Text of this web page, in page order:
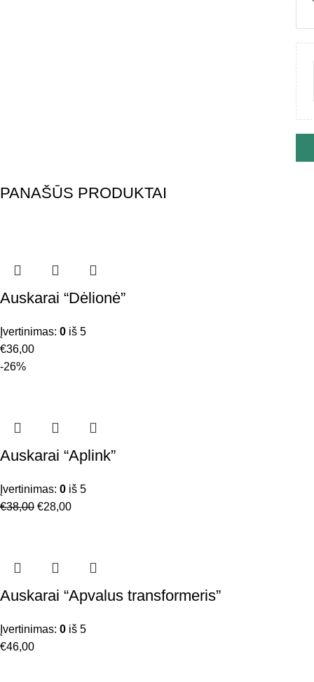
PANAŠŪS PRODUKTAI
Auskarai “Dėlionė”
Įvertinimas: 0 iš 5
€36,00
-26%
Auskarai “Aplink”
Įvertinimas: 0 iš 5
€38,00 €28,00
Auskarai “Apvalus transformeris”
Įvertinimas: 0 iš 5
€46,00